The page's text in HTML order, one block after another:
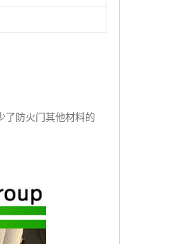
了防火门其他材料的